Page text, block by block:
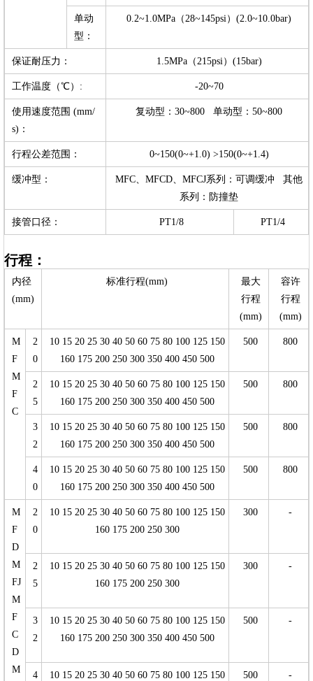
单动
型：
0.2~1.0MPa（28~145psi）(2.0~10.0bar)
保证耐压力： 1.5MPa（215psi）(15bar)
工作温度（℃）: -20~70
使用速度范围 (mm/
s)：
复动型：30~800 单动型：50~800
行程公差范围： 0~150(0~+1.0) >150(0~+1.4)
缓冲型：
MFC、MFCD、MFCJ系列：可调缓冲 其他
系列：防撞垫
接管口径： PT1/8 PT1/4
行程：
内径
(mm)
标准行程(mm)
最大
行程
(mm)
容许
行程
(mm)
M
F
M
F
C
2
0
10 15 20 25 30 40 50 60 75 80 100 125 150
160 175 200 250 300 350 400 450 500
500 800
2
5
10 15 20 25 30 40 50 60 75 80 100 125 150
160 175 200 250 300 350 400 450 500
500 800
3
2
10 15 20 25 30 40 50 60 75 80 100 125 150
160 175 200 250 300 350 400 450 500
500 800
4
0
10 15 20 25 30 40 50 60 75 80 100 125 150
160 175 200 250 300 350 400 450 500
500 800
M
F
D
M
FJ
M
F
C
D
M
2
0
10 15 20 25 30 40 50 60 75 80 100 125 150
160 175 200 250 300
300 -
2
5
10 15 20 25 30 40 50 60 75 80 100 125 150
160 175 200 250 300
300 -
3
2
10 15 20 25 30 40 50 60 75 80 100 125 150
160 175 200 250 300 350 400 450 500
500 -
4
10 15 20 25 30 40 50 60 75 80 100 125 150
500 -